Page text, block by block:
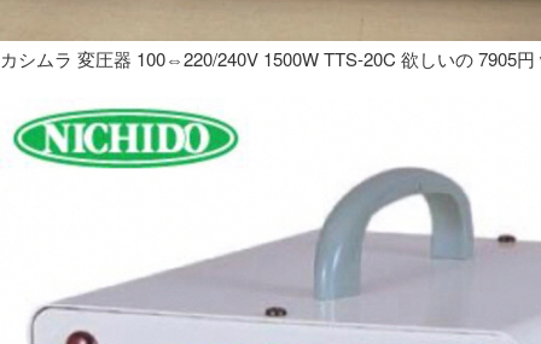
カシムラ 変圧器 100⇔220/240V 1500W TTS-20C 欲しいの 7905円